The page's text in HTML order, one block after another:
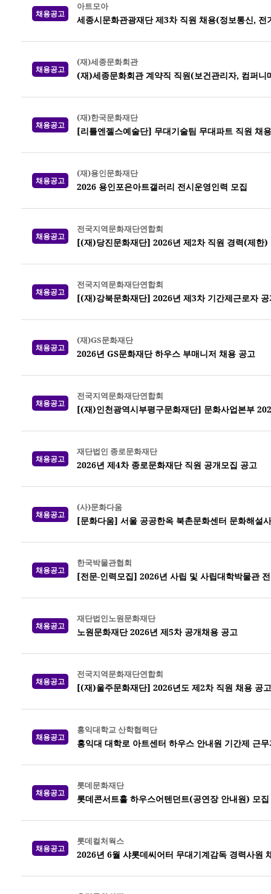
채용공고
아트모아
세종시문화관광재단 제3차 직원 채용(정보통신,
채용공고
(재)세종문화회관
(재)세종문화회관 계약직 직원(보건관리자, 컴퍼
채용공고
(재)한국문화재단
[리틀엔젤스예술단] 무대기술팀 무대파트 직원 채용
채용공고
(재)용인문화재단
2026 용인포은아트갤러리 전시운영인력 모집
채용공고
전국지역문화재단연합회
[(재)당진문화재단] 2026년 제2차 직원 경력(제한)
채용공고
전국지역문화재단연합회
[(재)강북문화재단] 2026년 제3차 기간제근로자
채용공고
(재)GS문화재단
2026년 GS문화재단 하우스 부매니저 채용 공고
채용공고
전국지역문화재단연합회
[(재)인천광역시부평구문화재단] 문화사업본부
채용공고
재단법인 종로문화재단
2026년 제4차 종로문화재단 직원 공개모집 공고
채용공고
(사)문화다움
[문화다움] 서울 공공한옥 북촌문화센터 문화해설
채용공고
한국박물관협회
[전문-인력모집] 2026년 사립 및 사립대학박물관
채용공고
재단법인노원문화재단
노원문화재단 2026년 제5차 공개채용 공고
채용공고
전국지역문화재단연합회
[(재)울주문화재단] 2026년도 제2차 직원 채용 공고
채용공고
홍익대학교 산학협력단
홍익대 대학로 아트센터 하우스 안내원 기간제 근
채용공고
롯데문화재단
롯데콘서트홀 하우스어텐던트(공연장 안내원) 모
채용공고
롯데컬처웍스
2026년 6월 샤롯데씨어터 무대기계감독 경력사원